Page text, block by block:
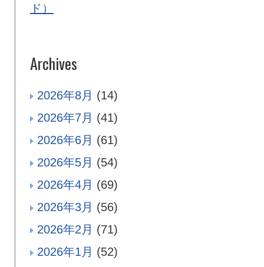
ド）
Archives
2026年8月 (14)
2026年7月 (41)
2026年6月 (61)
2026年5月 (54)
2026年4月 (69)
2026年3月 (56)
2026年2月 (71)
2026年1月 (52)